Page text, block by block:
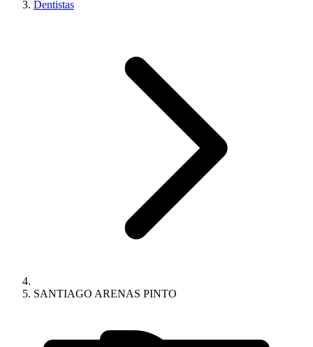
Dentistas
SANTIAGO ARENAS PINTO